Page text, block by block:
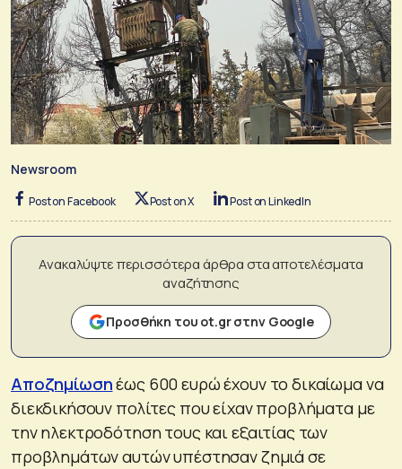
Newsroom
Post on Facebook Post on X Post on LinkedIn
Ανακαλύψτε περισσότερα άρθρα στα αποτελέσματα
αναζήτησης
Προσθήκη του ot.gr στην Google
Αποζημίωσηέως 600 ευρώ έχουν το δικαίωμα να
διεκδικήσουν πολίτες που είχαν προβλήματα με
την ηλεκτροδότηση τους και εξαιτίας των
προβλημάτων αυτών υπέστησαν ζημιά σε